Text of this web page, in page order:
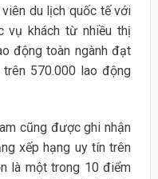
du lịch quốc tế với
vụ khách từ nhiều thị
động toàn ngành đạt
570.000 lao động
cũng được ghi nhận
xếp hạng uy tín trên
là một trong 10 điểm